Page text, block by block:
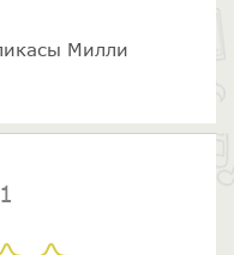
Милли